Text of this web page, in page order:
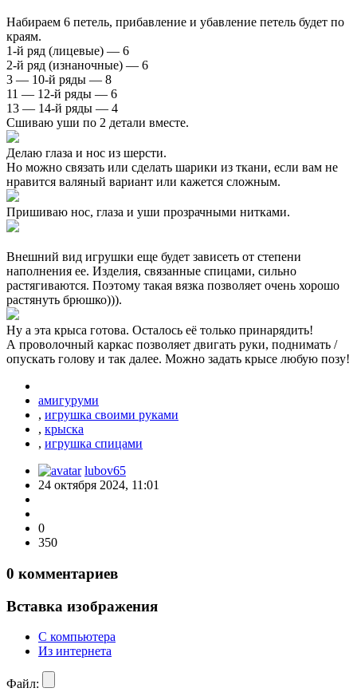
Набираем 6 петель, прибавление и убавление петель будет по
краям.
1-й ряд (лицевые) — 6
2-й ряд (изнаночные) — 6
3 — 10-й ряды — 8
11 — 12-й ряды — 6
13 — 14-й ряды — 4
Сшиваю уши по 2 детали вместе.
Делаю глаза и нос из шерсти.
Но можно связать или сделать шарики из ткани, если вам не
нравится валяный вариант или кажется сложным.
Пришиваю нос, глаза и уши прозрачными нитками.
Внешний вид игрушки еще будет зависеть от степени
наполнения ее. Изделия, связанные спицами, сильно
растягиваются. Поэтому такая вязка позволяет очень хорошо
растянуть брюшко))).
Ну а эта крыса готова. Осталось её только принарядить!
А проволочный каркас позволяет двигать руки, поднимать /
опускать голову и так далее. Можно задать крысе любую позу!
амигуруми
, игрушка своими руками
, крыска
, игрушка спицами
lubov65
24 октября 2024, 11:01
0
350
0 комментариев
Вставка изображения
С компьютера
Из интернета
Файл: